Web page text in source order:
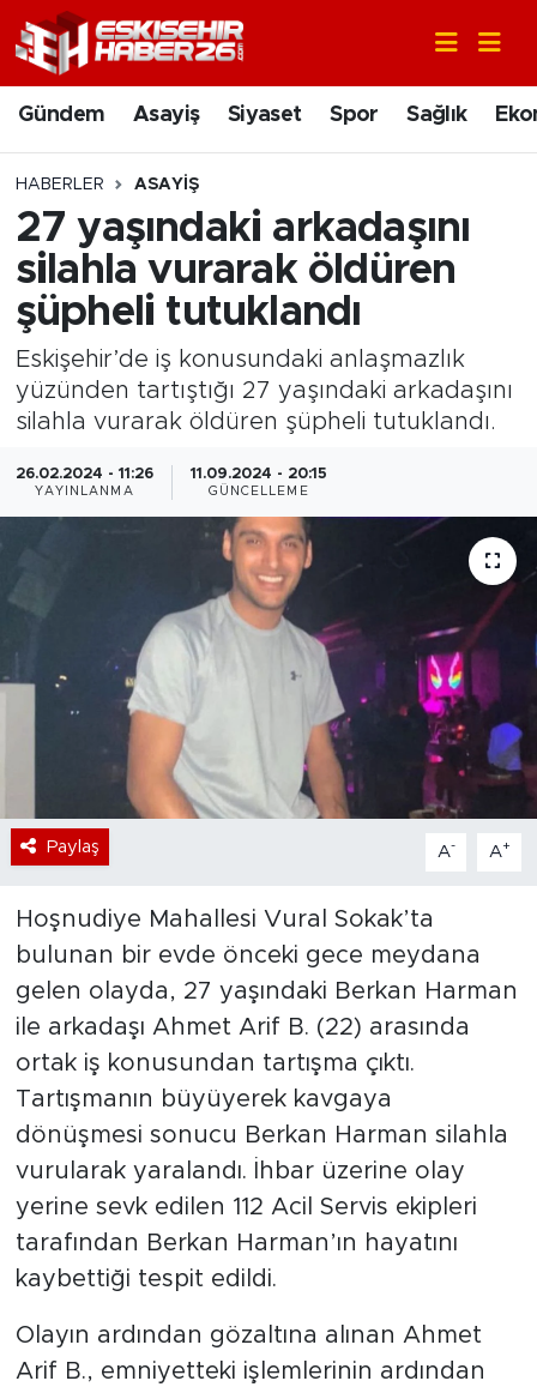
Gündem Asayiş Siyaset Spor Sağlık
HABERLER ASAYIŞ
27 yaşındaki arkadaşını
silahla vurarak öldüren
şüpheli tutuklandı
Eskişehir’de iş konusundaki anlaşmazlık
yüzünden tartıştığı 27 yaşındaki arkadaşını
silahla vurarak öldüren şüpheli tutuklandı.
26.02.2024 - 11:26
YAYINLANMA
11.09.2024 - 20:15
GÜNCELLEME
Paylaş A- A+
Hoşnudiye Mahallesi Vural Sokak’ta
bulunan bir evde önceki gece meydana
gelen olayda, 27 yaşındaki Berkan Harman
ile arkadaşı Ahmet Arif B. (22) arasında
ortak iş konusundan tartışma çıktı.
Tartışmanın büyüyerek kavgaya
dönüşmesi sonucu Berkan Harman silahla
vurularak yaralandı. İhbar üzerine olay
yerine sevk edilen 112 Acil Servis ekipleri
tarafından Berkan Harman’ın hayatını
kaybettiği tespit edildi.
Olayın ardından gözaltına alınan Ahmet
Arif B., emniyetteki işlemlerinin ardından
Gündem
Asayiş
Siyaset
Spor
Sağlık
Ekonomi
Sanat
Teknoloji
Magazin
Dünya
Sektör
Nöbetçi Eczaneler
Hava Durumu
Trafik Durumu
Süper Lig Puan Durumu ve Fikstür
Tüm Manşetler
Son Dakika Haberleri